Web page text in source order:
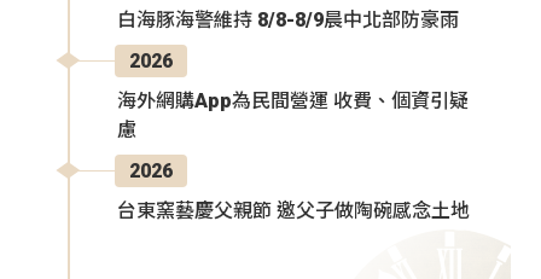
白海豚海警維持 8/8-8/9晨中北部防豪雨
2026
海外網購App為民間營運 收費、個資引疑
慮
2026
台東窯藝慶父親節 邀父子做陶碗感念土地